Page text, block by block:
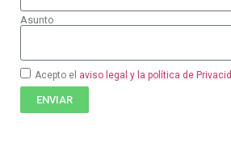
Asunto
Acepto el aviso legal y la política de
ENVIAR